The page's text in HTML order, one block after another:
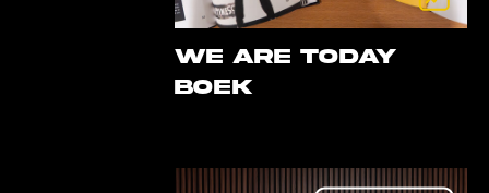
WE ARE TODAY
BOEK